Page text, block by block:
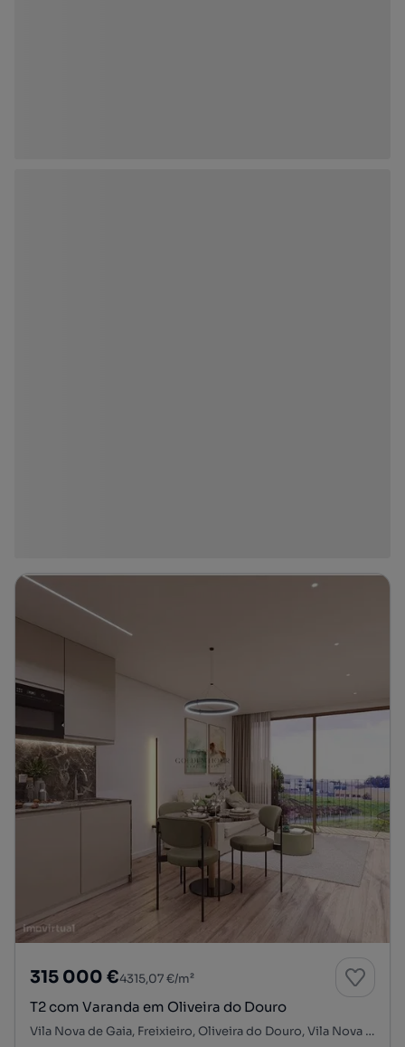
315 000 €4315,07 €/m²
T2 com Varanda em Oliveira do Douro
Vila Nova de Gaia, Freixieiro, Oliveira do Douro, Vila Nova de Gaia, Porto